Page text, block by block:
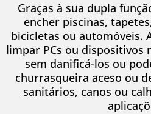
Graças à sua dupla
encher piscinas,
bicicletas ou automóveis.
limpar PCs ou dispositivos
sem danificá-los ou
churrasqueira aceso ou
sanitários, canos ou